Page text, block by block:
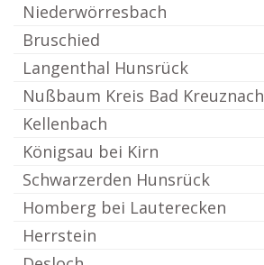
Niederwörresbach
Bruschied
Langenthal Hunsrück
Nußbaum Kreis Bad Kreuznach
Kellenbach
Königsau bei Kirn
Schwarzerden Hunsrück
Homberg bei Lauterecken
Herrstein